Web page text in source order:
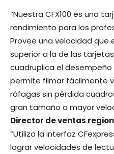
“Nuestra CFX100 es una
rendimiento para los
Provee una velocidad que
superior a la de las
cuadruplica el desempeño
permite filmar fácilmente
ráfagas sin pérdida
gran tamaño a mayor
Director de ventas
“Utiliza la interfaz
lograr velocidades de